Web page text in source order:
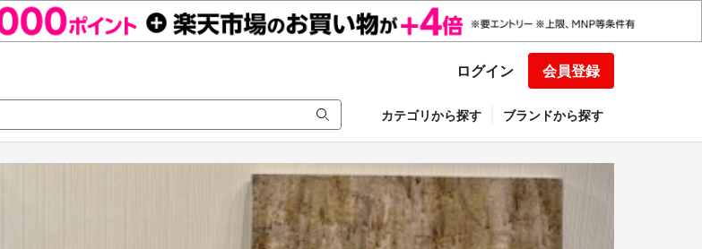
ログイン 会員登録
カテゴリから探す ブランドから探す